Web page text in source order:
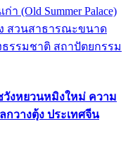
(Old Summer Palace)
สวนสาธารณะขนาด
รรมชาติ สถาปัตยกรรม
วังหยวนหมิงใหม่ ความ
วางตุ้ง ประเทศจีน